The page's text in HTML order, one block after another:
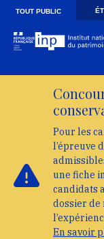
Skip to main navigation
Aller au contenu
TOUT PUBLIC
Pour les
l’épreuve
une fiche
candidats
dossier de
En savoir